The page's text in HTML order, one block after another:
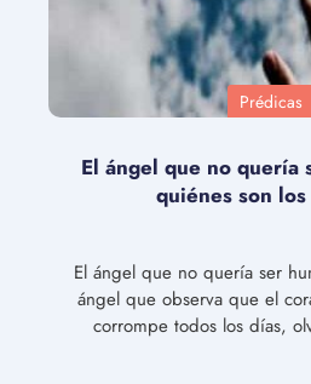
Prédicas
El ángel que no quería
quiénes son
El ángel que no quería ser
ángel que observa que el
corrompe todos los días,